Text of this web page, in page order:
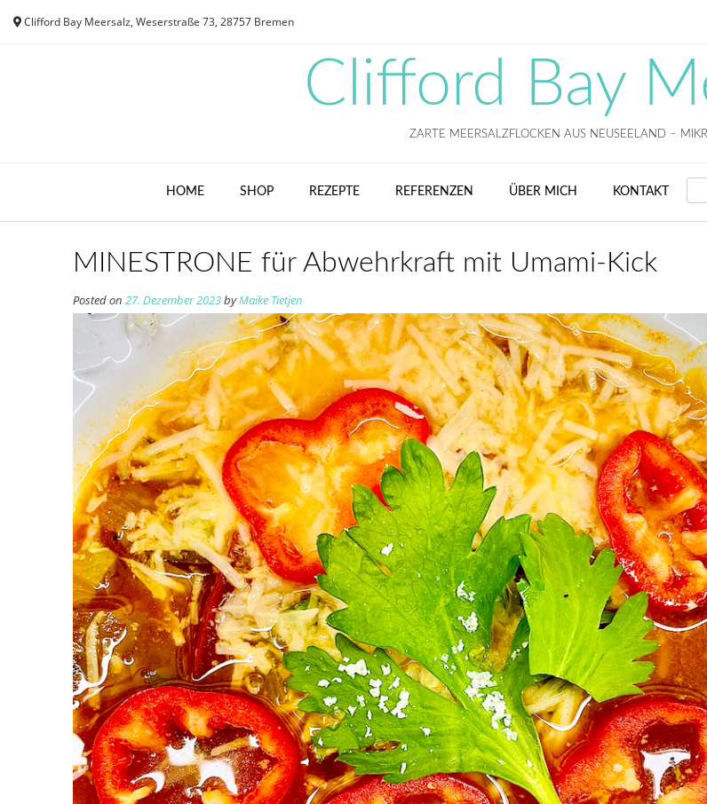
Clifford Bay Meersalz, Weserstraße 73, 28757 Bremen
Clifford Bay
ZARTE MEERSALZFLOCKEN AUS NEUSEELAND –
HOME SHOP REZEPTE REFERENZEN ÜBER MICH KONTAKT
MINESTRONE für Abwehrkraft mit Umami-Kick
Posted on 27. Dezember 2023byMaike Tietjen